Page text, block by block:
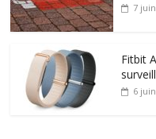
7
Fitbit
6